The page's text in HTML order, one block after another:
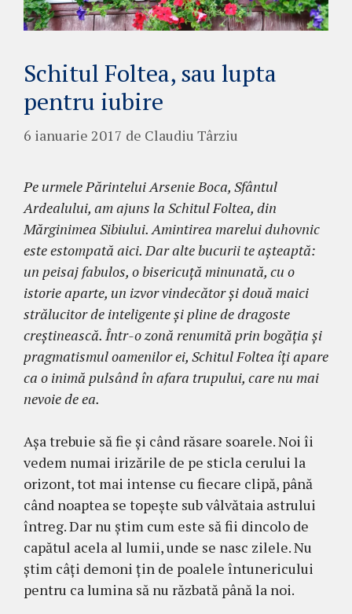
Schitul Foltea, sau lupta
pentru iubire
6 ianuarie 2017 de Claudiu Târziu
Pe urmele Părintelui Arsenie Boca, Sfântul
Ardealului, am ajuns la Schitul Foltea, din
Mărginimea Sibiului. Amintirea marelui duhovnic
este estompată aici. Dar alte bucurii te aşteaptă:
un peisaj fabulos, o bisericuţă minunată, cu o
istorie aparte, un izvor vindecător şi două maici
strălucitor de inteligente şi pline de dragoste
creştinească. Într-o zonă renumită prin bogăţia şi
pragmatismul oamenilor ei, Schitul Foltea îţi apare
ca o inimă pulsând în afara trupului, care nu mai
nevoie de ea.
Aşa trebuie să fie şi când răsare soarele. Noi îi
vedem numai irizările de pe sticla cerului la
orizont, tot mai intense cu fiecare clipă, până
când noaptea se topeşte sub vâlvătaia astrului
întreg. Dar nu ştim cum este să fii dincolo de
capătul acela al lumii, unde se nasc zilele. Nu
ştim câţi demoni ţin de poalele întunericului
pentru ca lumina să nu răzbată până la noi.